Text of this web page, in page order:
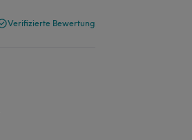
Verifizierte Bewertung